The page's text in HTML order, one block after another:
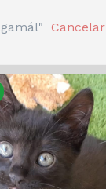
Cancelar